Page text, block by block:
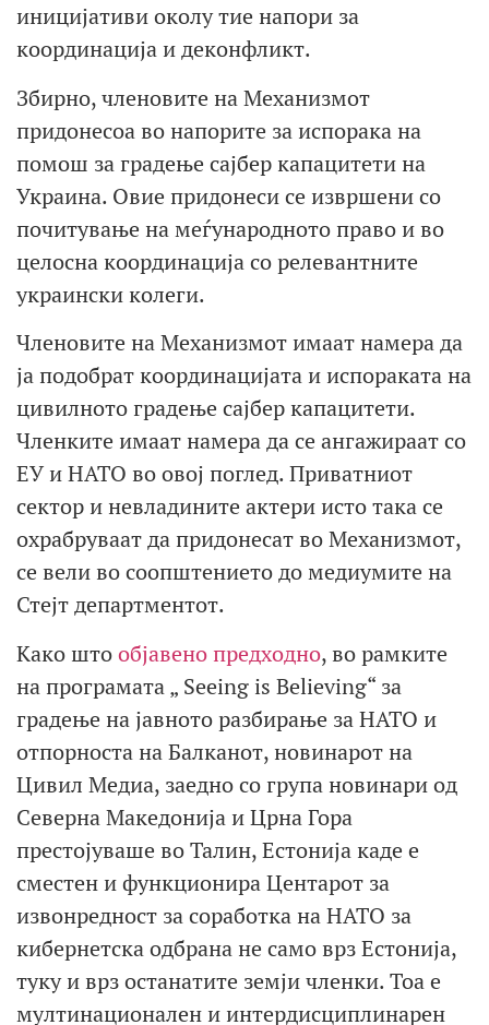
иницијативи околу тие напори за
координација и деконфликт.
Збирно, членовите на Механизмот
придонесоа во напорите за испорака на
помош за градење сајбер капацитети на
Украина. Овие придонеси се извршени со
почитување на меѓународното право и во
целосна координација со релевантните
украински колеги.
Членовите на Механизмот имаат намера да
ја подобрат координацијата и испораката на
цивилното градење сајбер капацитети.
Членките имаат намера да се ангажираат со
ЕУ и НАТО во овој поглед. Приватниот
сектор и невладините актери исто така се
охрабруваат да придонесат во Механизмот,
се вели во соопштението до медиумите на
Стејт департментот.
Како штообјавено предходно, во рамките
на програмата „ Seeing is Believing“ за
градење на јавното разбирање за НАТО и
отпорноста на Балканот, новинарот на
Цивил Медиа, заедно со група новинари од
Северна Македонија и Црна Гора
престојуваше во Талин, Естонија каде е
сместен и функционира Центарот за
извонредност за соработка на НАТО за
кибернетска одбрана не само врз Естонија,
туку и врз останатите земји членки. Тоа е
мултинационален и интердисциплинарен